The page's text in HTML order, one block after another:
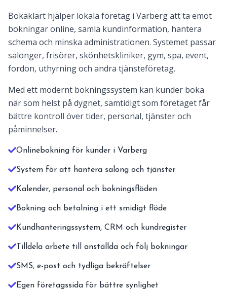
Bokaklart hjälper lokala företag i Varberg att ta emot
bokningar online, samla kundinformation, hantera
schema och minska administrationen. Systemet passar
salonger, frisörer, skönhetskliniker, gym, spa, event,
fordon, uthyrning och andra tjänsteföretag.
Med ett modernt bokningssystem kan kunder boka
när som helst på dygnet, samtidigt som företaget får
bättre kontroll över tider, personal, tjänster och
påminnelser.
Onlinebokning för kunder i Varberg
System för att hantera salong och tjänster
Kalender, personal och bokningsflöden
Bokning och betalning i ett smidigt flöde
Kundhanteringssystem, CRM och kundregister
Tilldela arbete till anställda och följ bokningar
SMS, e-post och tydliga bekräftelser
Egen företagssida för bättre synlighet